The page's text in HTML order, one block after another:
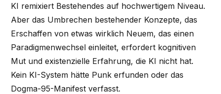
KI remixiert Bestehendes auf hochwertigem Niveau.
Aber das Umbrechen bestehender Konzepte, das
Erschaffen von etwas wirklich Neuem, das einen
Paradigmenwechsel einleitet, erfordert kognitiven
Mut und existenzielle Erfahrung, die KI nicht hat.
Kein KI-System hätte Punk erfunden oder das
Dogma-95-Manifest verfasst.